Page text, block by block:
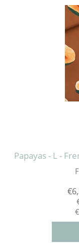
Papayas - L -